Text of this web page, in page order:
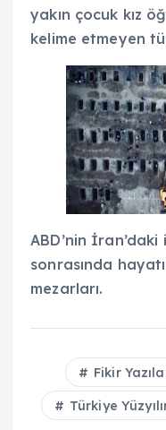
yakın çocuk kız
kelime etmeyen
ABD’nin
sonrasında
mezarları.
Fikir
Türkiye